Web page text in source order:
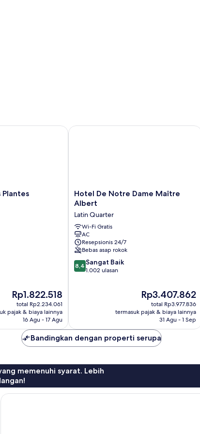
Plantes
Harga
sekarang
Rp1.822.518
Rp1.822.518
total Rp2.234.061
pajak & biaya lainnya
16 Agu - 17 Agu
Hotel
De
Dame
Maître
Albert
Latin
Quarter
Hotel De Notre Dame Maître
Albert
Latin Quarter
Wi-Fi Gratis
AC
Resepsionis 24/7
Bebas asap rokok
8.4
dari
8,4 Sangat Baik
1.002 ulasan
Harga
sekarang
Rp3.407.862
Rp3.407.862
total Rp3.977.836
termasuk pajak & biaya lainnya
31 Agu - 1 Sep
Hotel De Notre Dame Maître Albert
Bandingkan dengan properti serupa
memenuhi syarat. Lebih